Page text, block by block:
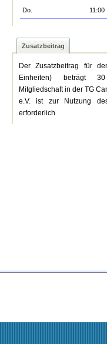
Do.
11:00
Zusatzbeitrag
Der Zusatzbeitrag für
Einheiten) beträgt
Mitgliedschaft in der TG
e.V. ist zur Nutzung
erforderlich